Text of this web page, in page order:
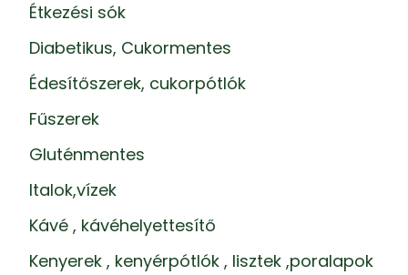
Étkezési sók
Diabetikus, Cukormentes
Édesítőszerek, cukorpótlók
Fűszerek
Gluténmentes
Italok,vízek
Kávé , kávéhelyettesítő
Kenyerek , kenyérpótlók , lisztek ,poralapok